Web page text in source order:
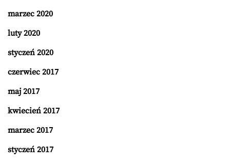
marzec 2020
luty 2020
styczeń 2020
czerwiec 2017
maj 2017
kwiecień 2017
marzec 2017
styczeń 2017